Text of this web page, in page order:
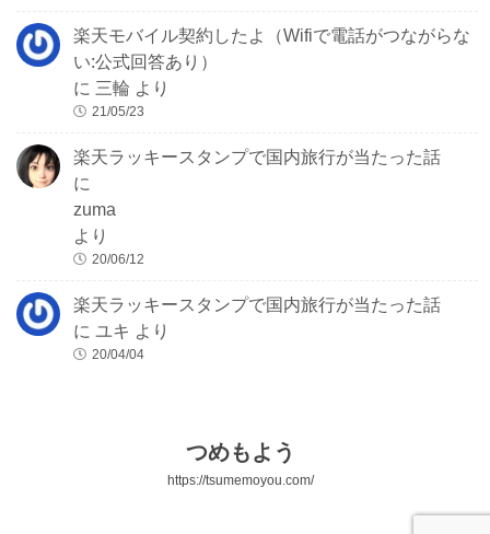
楽天モバイル契約したよ（Wifiで電話がつながらな
い:公式回答あり）
に三輪 より
21/05/23
楽天ラッキースタンプで国内旅行が当たった話
に
zuma
より
20/06/12
楽天ラッキースタンプで国内旅行が当たった話
にユキ より
20/04/04
つめもよう
https://tsumemoyou.com/